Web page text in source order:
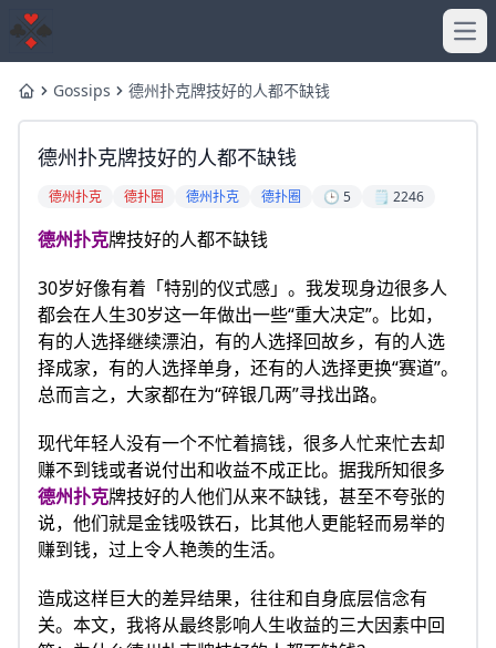
HomeGossips 德州扑克牌技好的人都不缺钱
德州扑克牌技好的人都不缺钱
德州扑克 德扑圈 德州扑克 德扑圈 🕒 5 🗒️ 2246
德州扑克牌技好的人都不缺钱
30岁好像有着「特别的仪式感」。我发现身边很多人
都会在人生30岁这一年做出一些“重大决定”。比如，
有的人选择继续漂泊，有的人选择回故乡，有的人选
择成家，有的人选择单身，还有的人选择更换“赛道”。
总而言之，大家都在为“碎银几两”寻找出路。
现代年轻人没有一个不忙着搞钱，很多人忙来忙去却
赚不到钱或者说付出和收益不成正比。据我所知很多
德州扑克牌技好的人他们从来不缺钱，甚至不夸张的
说，他们就是金钱吸铁石，比其他人更能轻而易举的
赚到钱，过上令人艳羡的生活。
造成这样巨大的差异结果，往往和自身底层信念有
关。本文，我将从最终影响人生收益的三大因素中回